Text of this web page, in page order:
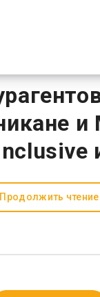
и
Продолжить чтение